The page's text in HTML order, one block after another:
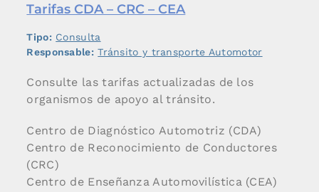
Tarifas CDA – CRC – CEA
Tipo: Consulta
Responsable: Tránsito y transporte Automotor
Consulte las tarifas actualizadas de los
organismos de apoyo al tránsito.
Centro de Diagnóstico Automotriz (CDA)
Centro de Reconocimiento de Conductores
(CRC)
Centro de Enseñanza Automovilística (CEA)